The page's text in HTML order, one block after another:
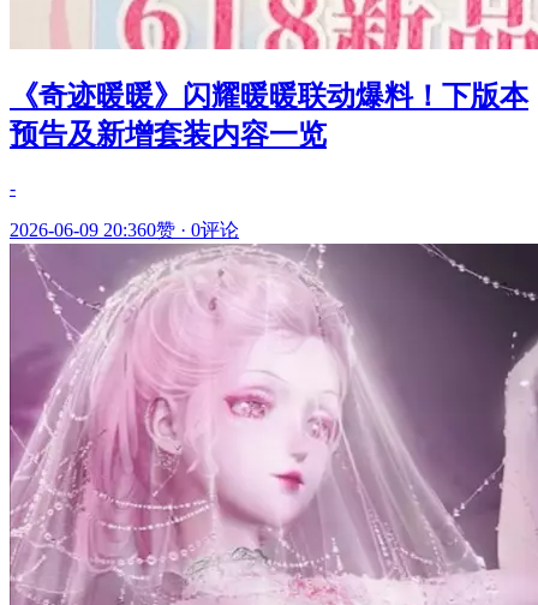
《奇迹暖暖》闪耀暖暖联动爆料！下版本
预告及新增套装内容一览
-
2026-06-09 20:360赞 · 0评论